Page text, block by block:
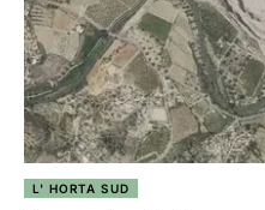
L' HORTA SUD